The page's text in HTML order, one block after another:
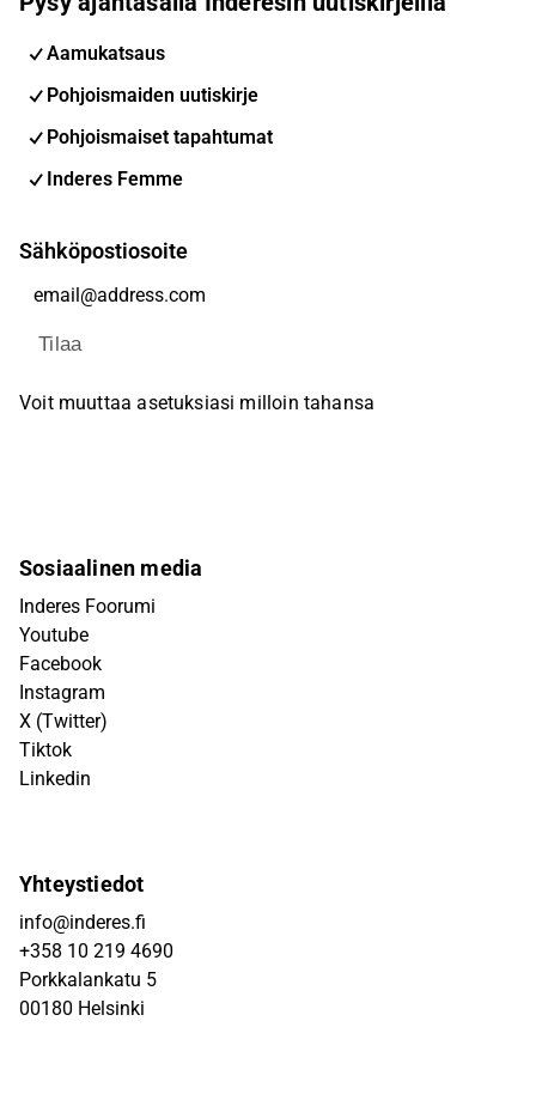
Aamukatsaus
Pohjoismaiden uutiskirje
Pohjoismaiset tapahtumat
Inderes Femme
Sähköpostiosoite
Tilaa
Voit muuttaa asetuksiasi milloin tahansa
Sosiaalinen media
Inderes Foorumi
Youtube
Facebook
Instagram
X (Twitter)
Tiktok
Linkedin
Yhteystiedot
info@inderes.fi
+358 10 219 4690
Porkkalankatu 5
00180 Helsinki